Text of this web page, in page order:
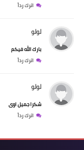
اترك رداً
لولو
بارك الله فيكم
اترك رداً
لولو
شكرا جميل اوى
اترك رداً